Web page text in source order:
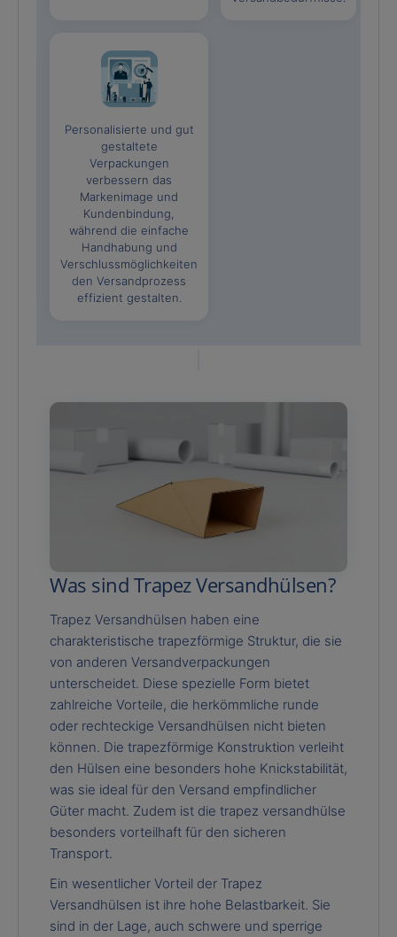
Personalisierte und gut
gestaltete
Verpackungen
verbessern das
Markenimage und
Kundenbindung,
während die einfache
Handhabung und
Verschlussmöglichkeiten
den Versandprozess
effizient gestalten.
Was sind Trapez Versandhülsen?
Trapez Versandhülsen haben eine
charakteristische trapezförmige Struktur, die sie
von anderen Versandverpackungen
unterscheidet. Diese spezielle Form bietet
zahlreiche Vorteile, die herkömmliche runde
oder rechteckige Versandhülsen nicht bieten
können. Die trapezförmige Konstruktion verleiht
den Hülsen eine besonders hohe Knickstabilität,
was sie ideal für den Versand empfindlicher
Güter macht. Zudem ist die trapez versandhülse
besonders vorteilhaft für den sicheren
Transport.
Ein wesentlicher Vorteil der Trapez
Versandhülsen ist ihre hohe Belastbarkeit. Sie
sind in der Lage, auch schwere und sperrige